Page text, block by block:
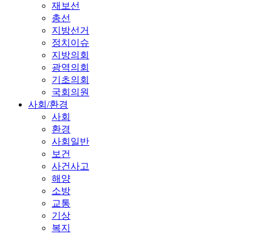
재보선
총선
지방선거
정치이슈
지방의회
광역의회
기초의회
국회의원
사회/환경
사회
환경
사회일반
보건
사건사고
해양
소방
교통
기상
복지